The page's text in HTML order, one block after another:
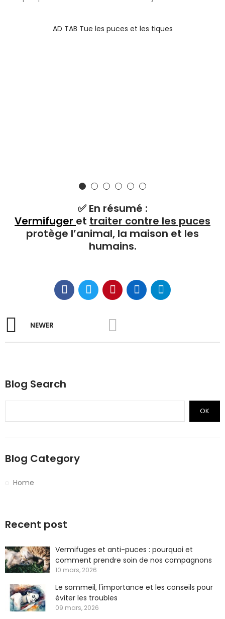
AD TAB Tue les puces et les tiques
✅ En résumé :
Vermifuger et traiter contre les puces
protège l’animal, la maison et les
humains.
NEWER
Blog Search
OK
Blog Category
Home
Recent post
Vermifuges et anti-puces : pourquoi et
comment prendre soin de nos compagnons
10 mars, 2026
Le sommeil, l'importance et les conseils pour
éviter les troubles
09 mars, 2026